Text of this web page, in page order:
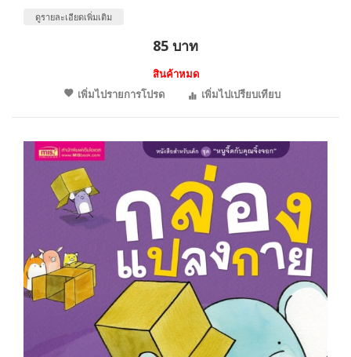
ดูรายละเอียดเพิ่มเติม
85 บาท
สินค้าหมด
เพิ่มไปรายการโปรด
เพิ่มไปเปรียบเทียบ